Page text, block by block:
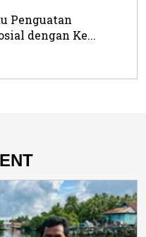
Penguatan
dengan Ke...